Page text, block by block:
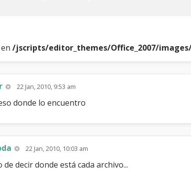
/jscripts/editor_themes/Office_2007/
22 Jan, 2010, 9:53 am
donde lo encuentro
22 Jan, 2010, 10:03 am
de decir donde está cada archivo...